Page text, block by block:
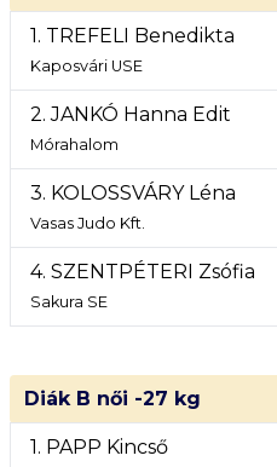
1. TREFELI Benedikta
Kaposvári USE
2. JANKÓ Hanna Edit
Mórahalom
3. KOLOSSVÁRY Léna
Vasas Judo Kft.
4. SZENTPÉTERI Zsófia
Sakura SE
Diák B női -27 kg
1. PAPP Kincső